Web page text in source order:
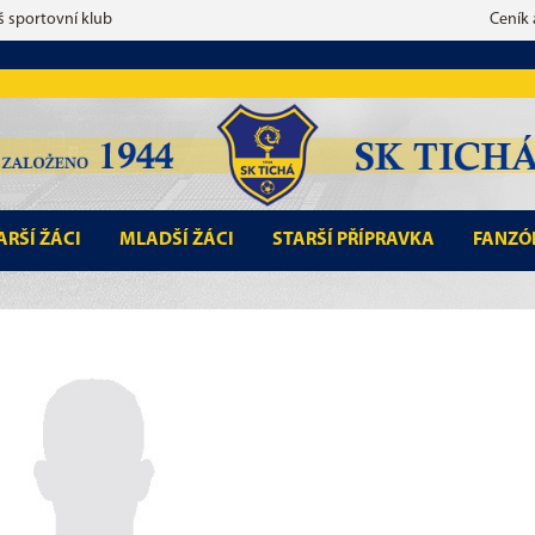
sportovní klub Ceník
ŽÁCI MLADŠÍ ŽÁCI STARŠÍ PŘÍPRAVKA